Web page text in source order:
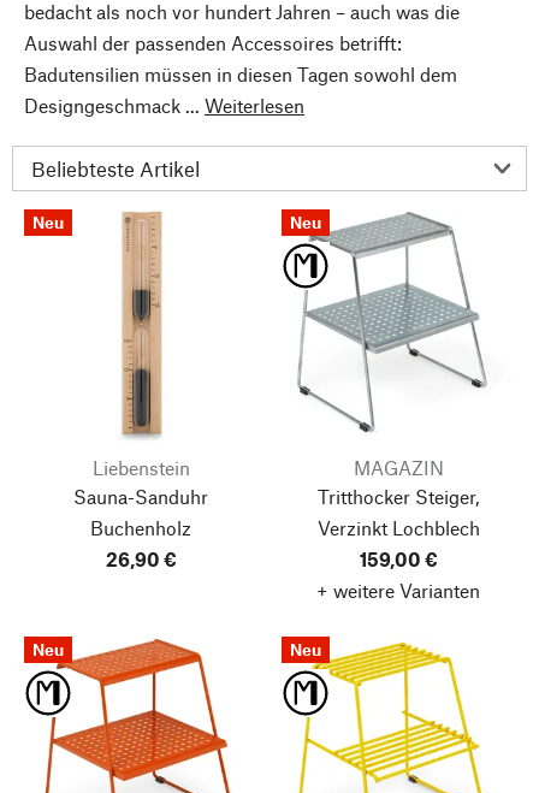
bedacht als noch vor hundert Jahren – auch was die
Auswahl der passenden Accessoires betrifft:
Badutensilien müssen in diesen Tagen sowohl dem
Designgeschmack ... Weiterlesen
Neu
Liebenstein
Sauna-Sanduhr
Buchenholz
26,90 €
Neu
MAGAZIN
Tritthocker Steiger,
VerzinktLochblech
159,00 €
+ weitere Varianten
Neu Neu